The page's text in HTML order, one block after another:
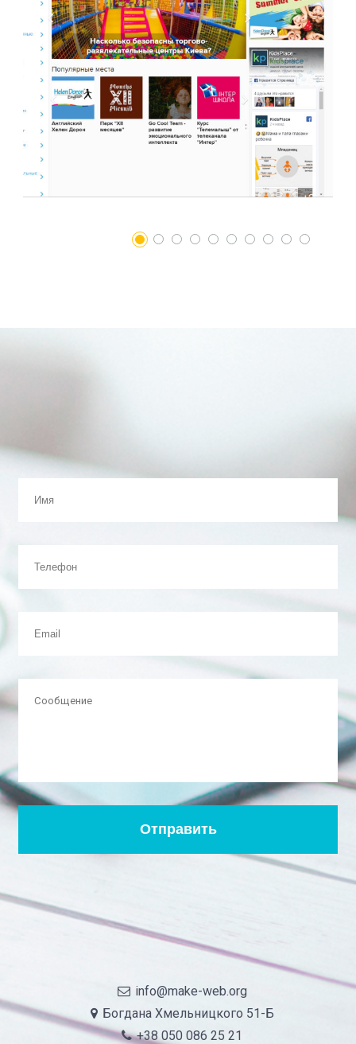
info@make-web.org
Богдана Хмельницкого 51-Б
+38 050 086 25 21